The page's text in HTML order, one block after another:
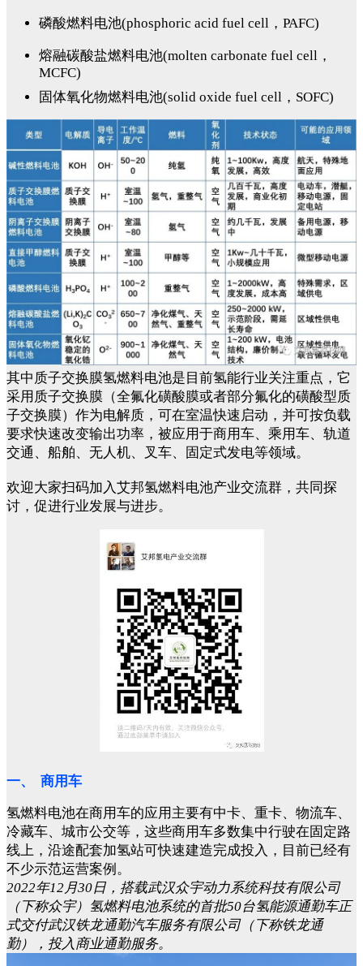
磷酸燃料电池(phosphoric acid fuel cell，PAFC)
熔融碳酸盐燃料电池(molten carbonate fuel cell，
MCFC)
固体氧化物燃料电池(solid oxide fuel cell，SOFC)
其中质子交换膜氢燃料电池是目前氢能行业关注重点，它
采用质子交换膜（全氟化磺酸膜或者部分氟化的磺酸型质
子交换膜）作为电解质，可在室温快速启动，并可按负载
要求快速改变输出功率，被应用于商用车、乘用车、轨道
交通、船舶、无人机、叉车、固定式发电等领域。
欢迎大家扫码加入艾邦氢燃料电池产业交流群，共同探
讨，促进行业发展与进步。
一、 商用车
氢燃料电池在商用车的应用主要有中卡、重卡、物流车、
冷藏车、城市公交等，这些商用车多数集中行驶在固定路
线上，沿途配套加氢站可快速建造完成投入，目前已经有
不少示范运营案例。
2022年12月30日，搭载武汉众宇动力系统科技有限公司
（下称众宇）氢燃料电池系统的首批50台氢能源通勤车正
式交付武汉铁龙通勤汽车服务有限公司（下称铁龙通
勤），投入商业通勤服务。